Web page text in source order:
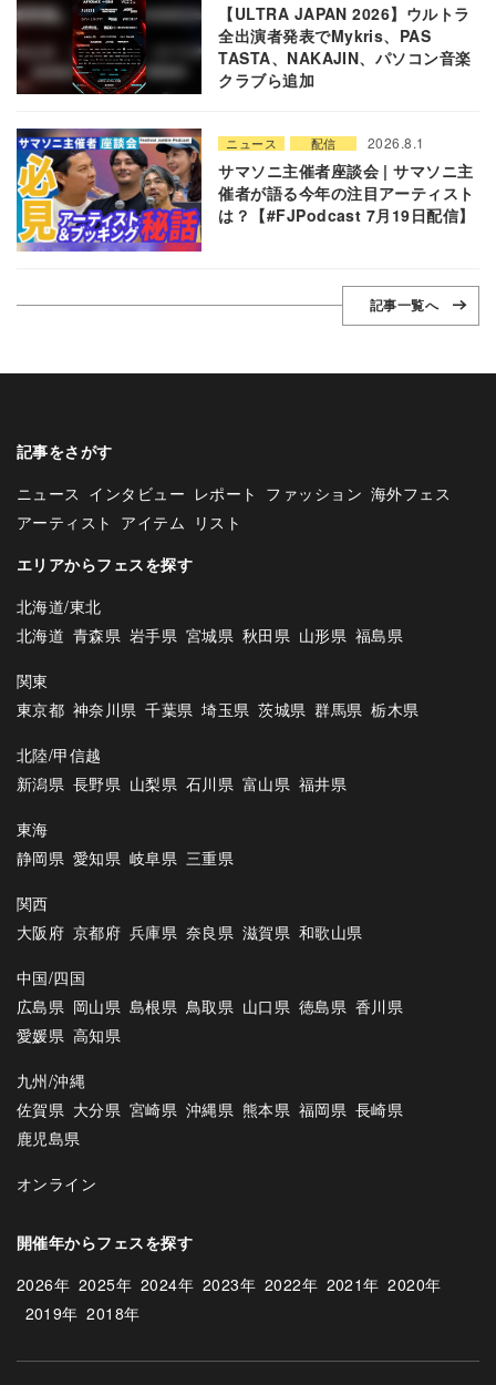
【ULTRA JAPAN 2026】ウルトラ
全出演者発表でMykris、PAS
TASTA、NAKAJIN、パソコン音楽
クラブら追加
ニュース 配信 2026.8.1
サマソニ主催者座談会 | サマソニ主
催者が語る今年の注目アーティスト
は？【#FJPodcast 7月19日配信】
記事一覧へ
記事をさがす
ニュース インタビュー レポート ファッション 海外フェス
アーティスト アイテム
リスト
エリアからフェスを探す
北海道/東北
北海道 青森県 岩手県 宮城県 秋田県 山形県 福島県
関東
東京都 神奈川県 千葉県 埼玉県 茨城県 群馬県 栃木県
北陸/甲信越
新潟県 長野県 山梨県 石川県 富山県 福井県
東海
静岡県 愛知県 岐阜県 三重県
関西
大阪府 京都府 兵庫県 奈良県 滋賀県 和歌山県
中国/四国
広島県 岡山県 島根県 鳥取県 山口県 徳島県 香川県
愛媛県 高知県
九州/沖縄
佐賀県 大分県 宮崎県 沖縄県 熊本県 福岡県 長崎県
鹿児島県
オンライン
開催年からフェスを探す
2026年 2025年 2024年 2023年 2022年 2021年 2020年
2019年 2018年